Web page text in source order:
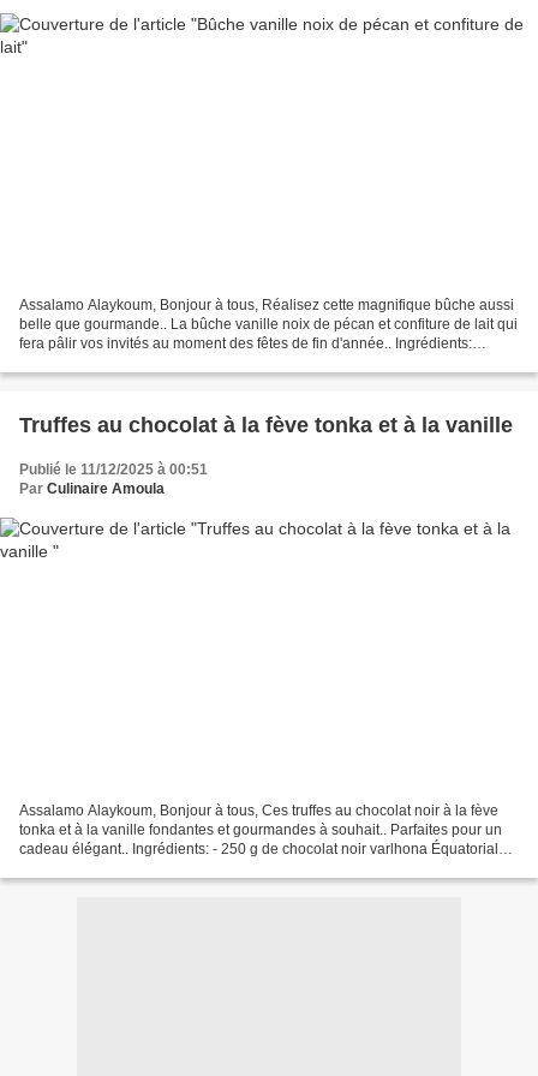
Assalamo Alaykoum, Bonjour à tous, Réalisez cette magnifique bûche aussi
belle que gourmande.. La bûche vanille noix de pécan et confiture de lait qui
fera pâlir vos invités au moment des fêtes de fin d'année.. Ingrédients:
Truffes au chocolat à la fève tonka et à la vanille
Publié le 11/12/2025 à 00:51
Par Culinaire Amoula
Assalamo Alaykoum, Bonjour à tous, Ces truffes au chocolat noir à la fève
tonka et à la vanille fondantes et gourmandes à souhait.. Parfaites pour un
cadeau élégant.. Ingrédients: - 250 g de chocolat noir varlhona Équatoriale